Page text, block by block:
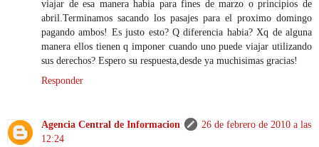
viajar de esa manera habia para fines de marzo o principios de
abril.Terminamos sacando los pasajes para el proximo domingo
pagando ambos! Es justo esto? Q diferencia habia? Xq de alguna
manera ellos tienen q imponer cuando uno puede viajar utilizando
sus derechos? Espero su respuesta,desde ya muchisimas gracias!
Responder
Agencia Central de Informacion
26 de febrero de 2010 a las
12:24